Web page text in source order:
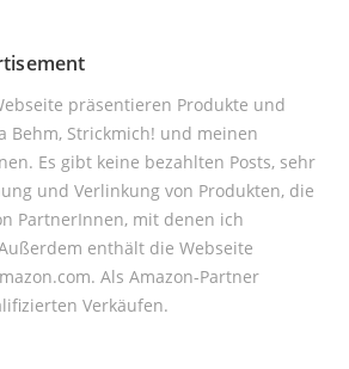
präsentieren Produkte und
Behm, Strickmich! und meinen
Es gibt keine bezahlten Posts, sehr
und Verlinkung von Produkten, die
PartnerInnen, mit denen ich
enthält die Webseite
Als Amazon-Partner
Verkäufen.